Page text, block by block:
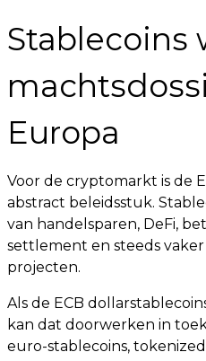
Stablecoins
Europa
Voor de cryptomarkt is de
abstract beleidsstuk.
van handelsparen, DeFi,
settlement en steeds
projecten.
Als de ECB
kan dat doorwerken in
euro-stablecoins,